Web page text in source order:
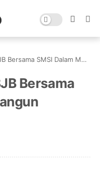
SMSI Dalam Membangun Kemitraan
Bersama